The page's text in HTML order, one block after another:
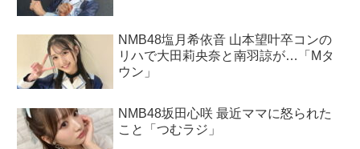
NMB48塩月希依音 山本望叶卒コンの
リハで大田莉央奈と南羽諒が…「Mタ
ウン」
NMB48坂田心咲 最近ママに怒られた
こと「つむラジ」